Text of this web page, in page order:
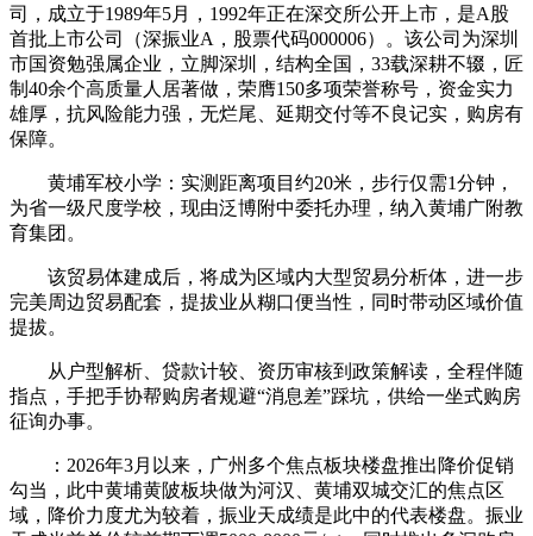
司，成立于1989年5月，1992年正在深交所公开上市，是A股
首批上市公司（深振业A，股票代码000006）。该公司为深圳
市国资勉强属企业，立脚深圳，结构全国，33载深耕不辍，匠
制40余个高质量人居著做，荣膺150多项荣誉称号，资金实力
雄厚，抗风险能力强，无烂尾、延期交付等不良记实，购房有
保障。
黄埔军校小学：实测距离项目约20米，步行仅需1分钟，
为省一级尺度学校，现由泛博附中委托办理，纳入黄埔广附教
育集团。
该贸易体建成后，将成为区域内大型贸易分析体，进一步
完美周边贸易配套，提拔业从糊口便当性，同时带动区域价值
提拔。
从户型解析、贷款计较、资历审核到政策解读，全程伴随
指点，手把手协帮购房者规避“消息差”踩坑，供给一坐式购房
征询办事。
：2026年3月以来，广州多个焦点板块楼盘推出降价促销
勾当，此中黄埔黄陂板块做为河汉、黄埔双城交汇的焦点区
域，降价力度尤为较着，振业天成绩是此中的代表楼盘。振业